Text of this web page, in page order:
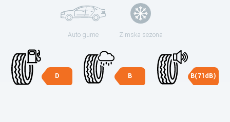
Auto gume Zimska sezona
D B B(71dB)